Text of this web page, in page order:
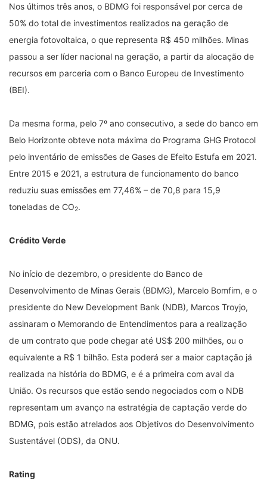
Nos últimos três anos, o BDMG foi responsável por cerca de
50% do total de investimentos realizados na geração de
energia fotovoltaica, o que representa R$ 450 milhões. Minas
passou a ser líder nacional na geração, a partir da alocação de
recursos em parceria com o Banco Europeu de Investimento
(BEI).
Da mesma forma, pelo 7º ano consecutivo, a sede do banco em
Belo Horizonte obteve nota máxima do Programa GHG Protocol
pelo inventário de emissões de Gases de Efeito Estufa em 2021.
Entre 2015 e 2021, a estrutura de funcionamento do banco
reduziu suas emissões em 77,46% – de 70,8 para 15,9
toneladas de CO2.
Crédito Verde
No início de dezembro, o presidente do Banco de
Desenvolvimento de Minas Gerais (BDMG), Marcelo Bomfim, e o
presidente do New Development Bank (NDB), Marcos Troyjo,
assinaram o Memorando de Entendimentos para a realização
de um contrato que pode chegar até US$ 200 milhões, ou o
equivalente a R$ 1 bilhão. Esta poderá ser a maior captação já
realizada na história do BDMG, e é a primeira com aval da
União. Os recursos que estão sendo negociados com o NDB
representam um avanço na estratégia de captação verde do
BDMG, pois estão atrelados aos Objetivos do Desenvolvimento
Sustentável (ODS), da ONU.
Rating